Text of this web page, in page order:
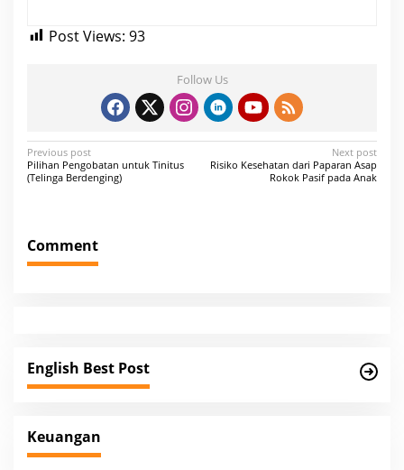
Post Views: 93
Follow Us
P
o
t
n
g
a
i
o
Previous post
Pilihan Pengobatan untuk Tinitus
(Telinga Berdenging)
Next post
Risiko Kesehatan dari Paparan Asap
Rokok Pasif pada Anak
Comment
English Best Post
Keuangan